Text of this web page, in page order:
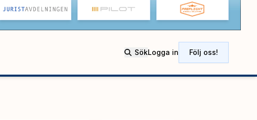
SökLogga in Följ oss!